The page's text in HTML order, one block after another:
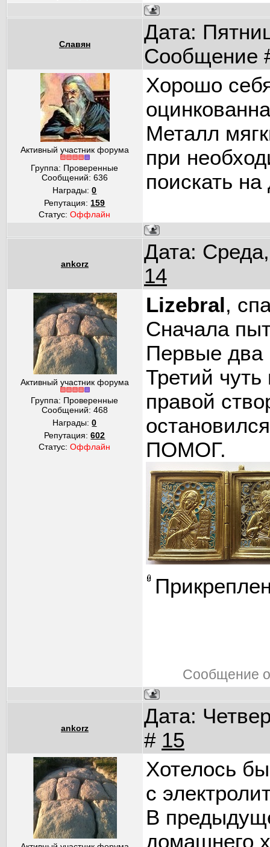
Славян
Дата:
Сообщение
Активный участник форума
Группа: Проверенные
Сообщений: 636
Награды:0
Репутация: 159
Статус:Оффлайн
Хорошо
Металл
при
поискать
ankorz
Дата:
14
Активный участник форума
Группа: Проверенные
Сообщений: 468
Награды:0
Репутация:602
Статус:Оффлайн
Lizebral,
Сначала
Первые
Третий
правой
ПОМОГ.
Сообщение
ankorz
Дата:
# 15
Хотелось
с
В
домашнего